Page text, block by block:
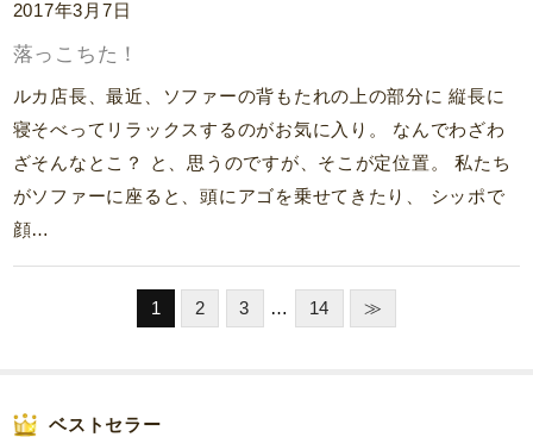
2017年3月7日
落っこちた！
ルカ店長、最近、ソファーの背もたれの上の部分に 縦長に
寝そべってリラックスするのがお気に入り。 なんでわざわ
ざそんなとこ？ と、思うのですが、そこが定位置。 私たち
がソファーに座ると、頭にアゴを乗せてきたり、 シッポで
顔…
1 2 3 … 14 ≫
ベストセラー